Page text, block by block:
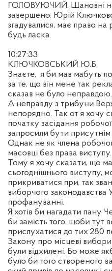
ГОЛОВУЮЧИЙ. Шановні
завершено. Юрій
згадувалися, має право на
будь ласка.
10:27:33
КЛЮЧКОВСЬКИЙ Ю.Б.
Знаєте, я би мав мабуть
за те, що він мене так
сказав не було неправдою.
А неправду з трибуни
непорядно. Так от я хочу
початку засідання
запросили бути присутнім
Однак не як члена
масовці без права виступу.
Тому я хочу сказати, що
сьогоднішнього виступу,
прикриватися при, так
виборчого законодавства
профануванні.
Я хотів би нагадати пану
би замість того, щоби тут
прислухатися до тих 280
Закону про місцеві
були відхилені. Бо може
було би того створеного